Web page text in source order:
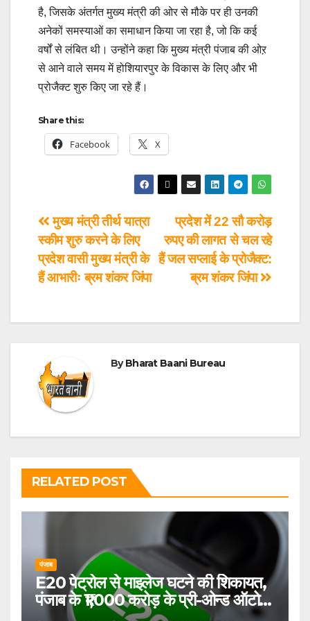
है, जिसके अंतर्गत मुख्य मंत्री की ओर से मौके पर ही उनकी
अनेकों समस्याओं का समाधान किया जा रहा है, जो कि कई
वर्षों से लंबित थी। उन्होंने कहा कि मुख्य मंत्री पंजाब की ओऱ
से आने वाले समय में होशियारपुर के विकास के लिए और भी
प्रोजैक्ट शुरु किए जा रहे हैं।
Share this:
Facebook X
प्रदेश में 22 सौ करोड़
रुपए की लागत से चल रहे
हैं जल सप्लाई के प्रोजैक्ट:
ब्रम शंकर जिंपा
मुख्य मंत्री तीर्थ यात्रा
स्कीम शुरु करने के लिए
प्रदेश वासी मुख्य मंत्री के
हैं आभारीः ब्रम शंकर जिंपा
ByBharat Baani Bureau
RELATED POST
पंजाब
E20 पेट्रोल से माइलेज घटने की शिकायत,
पंजाब के ₹1,000 करोड़ के प्री-ओन्ड ऑटो